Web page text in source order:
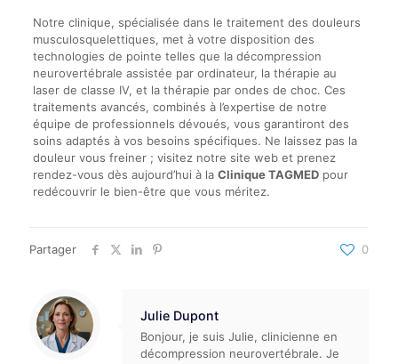
Notre clinique, spécialisée dans le traitement des douleurs
musculosquelettiques, met à votre disposition des
technologies de pointe telles que la décompression
neurovertébrale assistée par ordinateur, la thérapie au
laser de classe IV, et la thérapie par ondes de choc. Ces
traitements avancés, combinés à l’expertise de notre
équipe de professionnels dévoués, vous garantiront des
soins adaptés à vos besoins spécifiques. Ne laissez pas la
douleur vous freiner ; visitez notre site web et prenez
rendez-vous dès aujourd’hui à la Clinique TAGMEDpour
redécouvrir le bien-être que vous méritez.
Partager 0
Julie Dupont
Bonjour, je suis Julie, clinicienne en
décompression neurovertébrale. Je